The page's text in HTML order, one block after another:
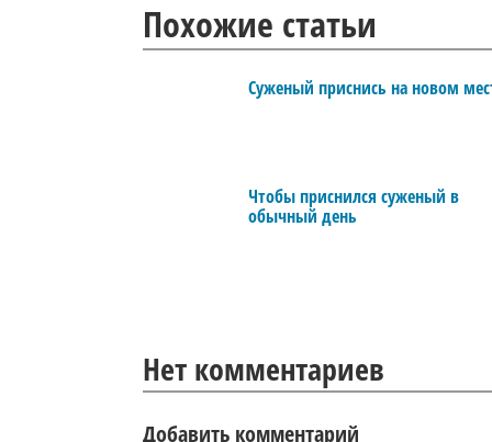
Похожие статьи
Суженый приснись на новом
Чтобы приснился суженый в
обычный день
Нет комментариев
Добавить комментарий